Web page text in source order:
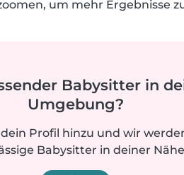
um mehr Ergebnisse
Babysitter in
Umgebung?
Profil hinzu und wir
Babysitter in deiner